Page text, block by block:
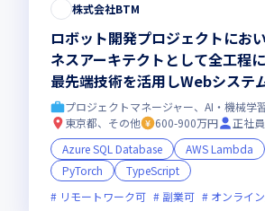
株式会社BTM
ロボット開発プロジェクトにお
ネスアーキテクトとして全工程
最先端技術を活用しWebシステ
プロジェクトマネージャー、AI・機械学
東京都、その他
600-900万円
正社員
Azure SQL Database
AWS Lambda
PyTorch
TypeScript
リモートワーク可
副業可 オンライ